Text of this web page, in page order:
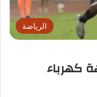
الرياضة
كهرباء